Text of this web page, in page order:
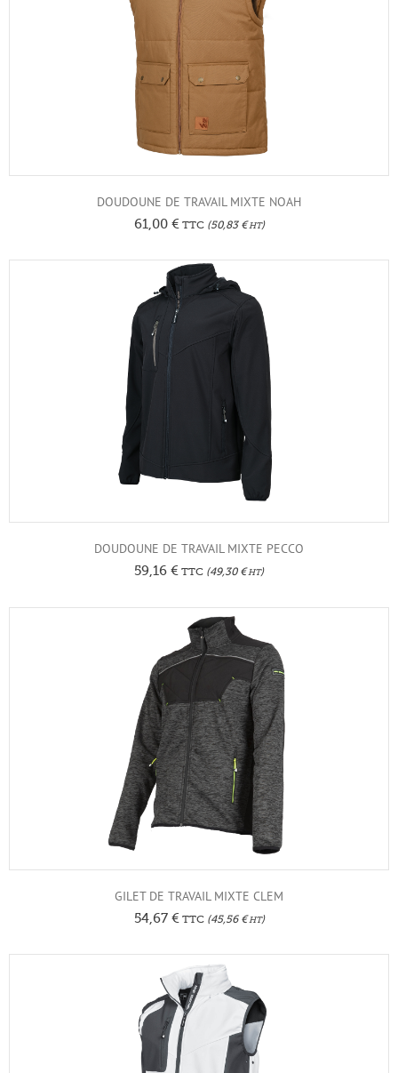
DOUDOUNE DE TRAVAIL MIXTE NOAH
61,00 €TTC(50,83 €HT)
DOUDOUNE DE TRAVAIL MIXTE PECCO
59,16 € TTC (49,30 €HT)
GILET DE TRAVAIL MIXTE CLEM
54,67 €TTC(45,56 €HT)